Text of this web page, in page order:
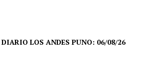
DIARIO LOS ANDES PUNO: 06/08/26